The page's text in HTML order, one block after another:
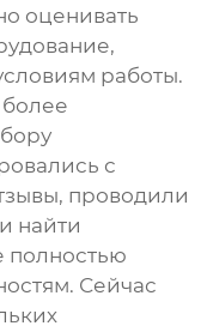
оценивать
работы.
более
с
проводили
найти
полностью
Сейчас